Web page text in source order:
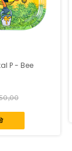
P - Bee